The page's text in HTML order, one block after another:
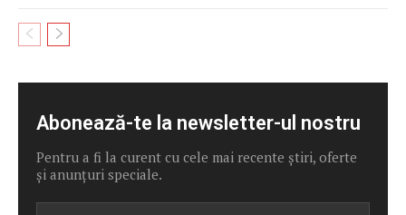
Abonează-te la newsletter-ul nostru
Pentru a fi la curent cu cele mai recente știri, oferte
și anunțuri speciale.